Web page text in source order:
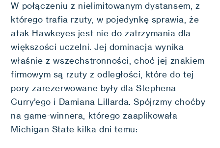
W połączeniu z nielimitowanym dystansem, z
którego trafia rzuty, w pojedynkę sprawia, że
atak Hawkeyes jest nie do zatrzymania dla
większości uczelni. Jej dominacja wynika
właśnie z wszechstronności, choć jej znakiem
firmowym są rzuty z odległości, które do tej
pory zarezerwowane były dla Stephena
Curry’ego i Damiana Lillarda. Spójrzmy choćby
na game-winnera, którego zaaplikowała
Michigan State kilka dni temu: